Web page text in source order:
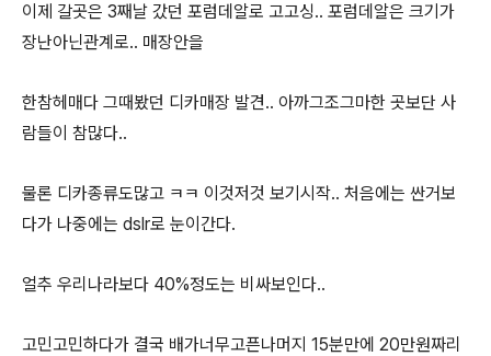
이제 갈곳은 3째날 갔던 포럼데알로 고고싱.. 포럼데알은 크기가
장난아닌관계로.. 매장안을
한참헤매다 그때봤던 디카매장 발견.. 아까그조그마한 곳보단 사
람들이 참많다..
물론 디카종류도많고 ㅋㅋ 이것저것 보기시작.. 처음에는 싼거보
다가 나중에는 dslr로 눈이간다.
얼추 우리나라보다 40%정도는 비싸보인다..
고민고민하다가 결국 배가너무고픈나머지 15분만에 20만원짜리